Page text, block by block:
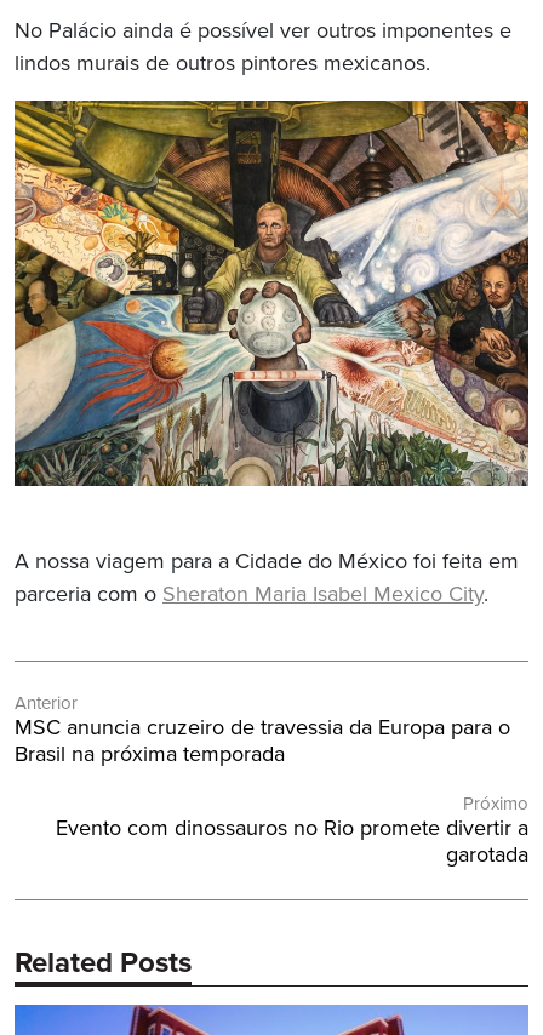
No Palácio ainda é possível ver outros imponentes e
lindos murais de outros pintores mexicanos.
A nossa viagem para a Cidade do México foi feita em
parceria com o Sheraton Maria Isabel Mexico City.
de
Post
Anterior
Post
Anterior:
MSC anuncia cruzeiro de travessia da Europa para o
Brasil na próxima temporada
Próximo
Próximo
Evento com dinossauros no Rio promete divertir a
garotada
Related Posts